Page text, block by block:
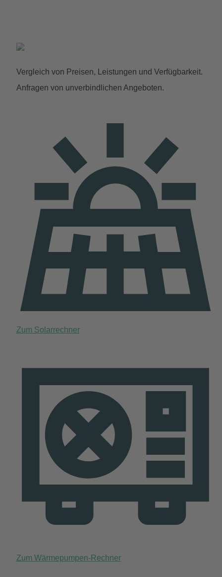
Vergleich von Preisen, Leistungen und Verfügbarkeit.
Anfragen von unverbindlichen Angeboten.
Zum Solarrechner
Zum Wärmepumpen-Rechner